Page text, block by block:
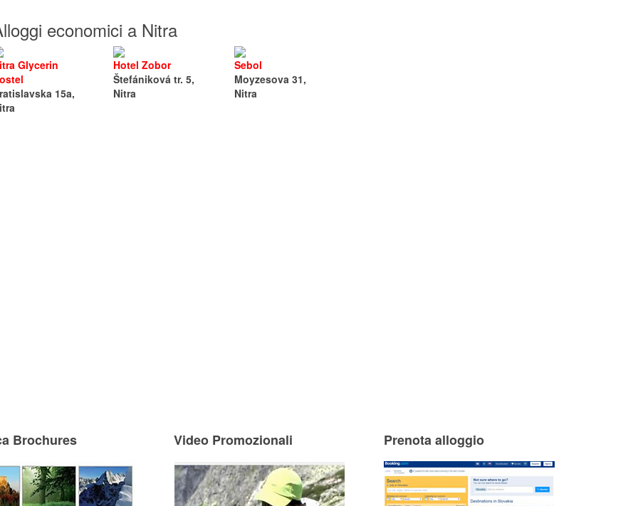
economici a Nitra
Glycerin
15a,
Hotel Zobor
Štefániková tr. 5,
Nitra
Sebol
Moyzesova 31,
Nitra
Brochures Video Promozionali Prenota alloggio